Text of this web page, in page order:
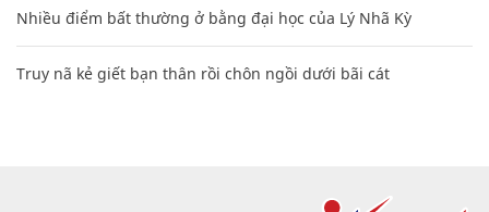
Nhiều điểm bất thường ở bằng đại học của Lý Nhã Kỳ
Truy nã kẻ giết bạn thân rồi chôn ngồi dưới bãi cát